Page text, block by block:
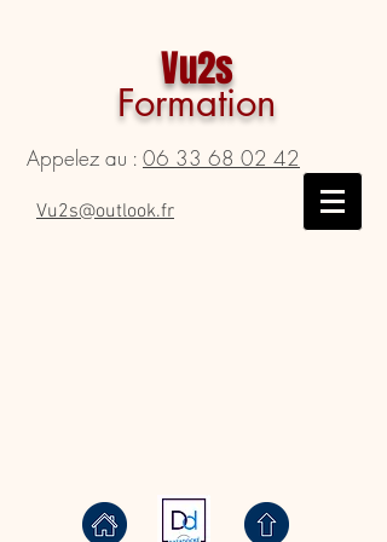
Vu2s
Formation
Appelez au : 06 33 68 02 42
Vu2s@outlook.fr